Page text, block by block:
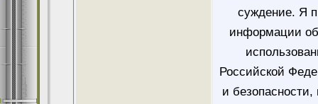
суждение. Я
информации
Российской
и безопасности,